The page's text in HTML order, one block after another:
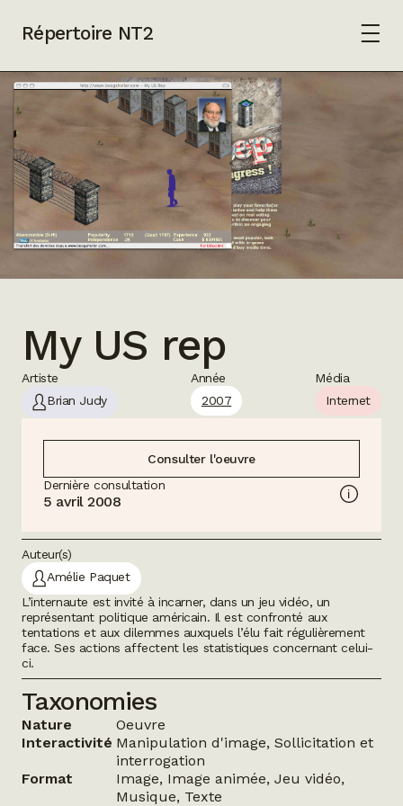
Répertoire NT2
My US rep
Artiste
Brian Judy
Année
2007
Média
Internet
Consulter l'oeuvre
Dernière consultation
5 avril 2008
Auteur(s)
Amélie Paquet
L’internaute est invité à incarner, dans un jeu vidéo, un
représentant politique américain. Il est confronté aux
tentations et aux dilemmes auxquels l’élu fait régulièrement
face. Ses actions affectent les statistiques concernant celui-
ci.
Taxonomies
Nature
Oeuvre
Interactivité Manipulation d'image, Sollicitation et
interrogation
Format
Image, Image animée, Jeu vidéo,
Musique, Texte